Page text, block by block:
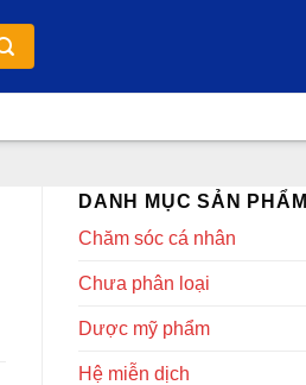
DANH MỤC SẢN PHẨM
Chăm sóc cá nhân
Chưa phân loại
Dược mỹ phẩm
Hệ miễn dịch